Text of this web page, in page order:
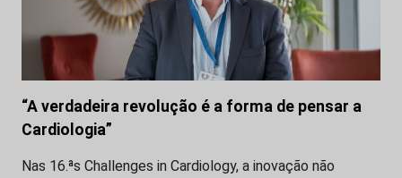
“A verdadeira revolução é a forma de pensar a
Cardiologia”
Nas 16.ªs Challenges in Cardiology, a inovação não